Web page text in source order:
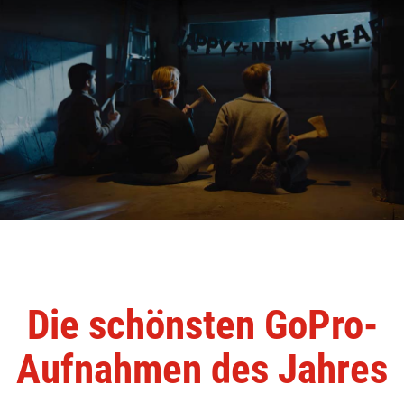
Die schönsten GoPro-
Aufnahmen des Jahres